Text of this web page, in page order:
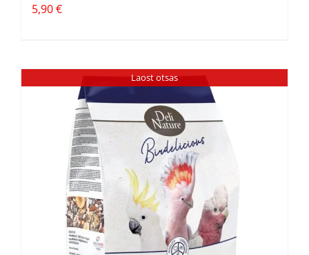
5,90€
Laost otsas